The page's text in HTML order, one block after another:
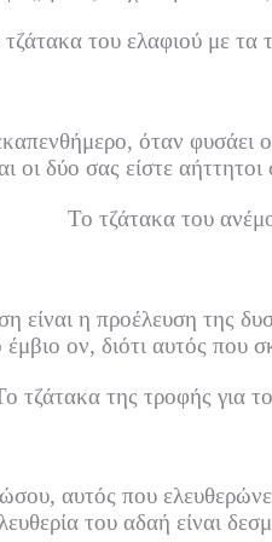
του ελαφιού με τα
όταν φυσάει
οι δύο σας είστε αήττητοι
Το τζάτακα του
είναι η προέλευση της
ον, διότι αυτός που
τζάτακα της τροφής για
αυτός που
του αδαή είναι